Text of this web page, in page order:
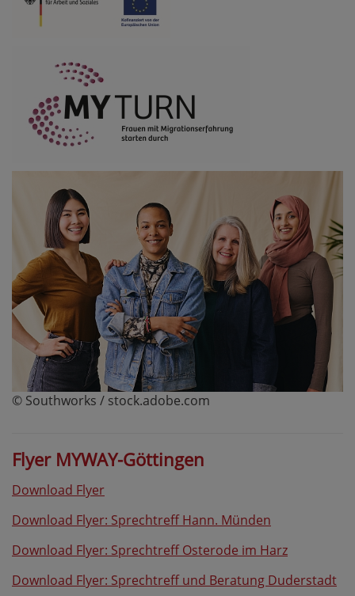
© Southworks / stock.adobe.com
Flyer MYWAY-Göttingen
Download Flyer
Download Flyer: Sprechtreff Hann. Münden
Download Flyer: Sprechtreff Osterode im Harz
Download Flyer: Sprechtreff und Beratung Duderstadt